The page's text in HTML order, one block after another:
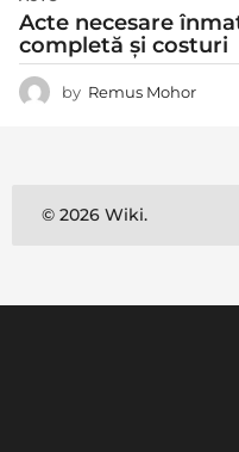
Acte necesare
completă și costuri
by Remus Mohor
© 2026 Wiki.